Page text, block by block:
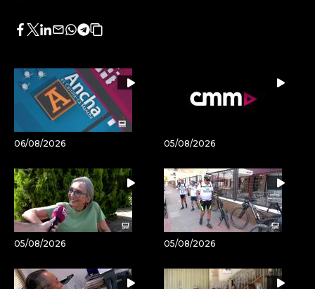
Facebook
Twitter
LinkedIn
Enviar
Whatsapp
Telegram
Copiar
artículo
06/08/2026 05/08/2026
05/08/2026 05/08/2026